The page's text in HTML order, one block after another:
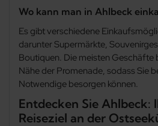
Wo kann man in Ahlbeck
Es gibt verschiedene
darunter Supermärkte,
Boutiquen. Die meisten Geschäfte
Nähe der Promenade, sodass Sie
Notwendige besorgen können.
Entdecken Sie Ahlbeck:
Reiseziel an der